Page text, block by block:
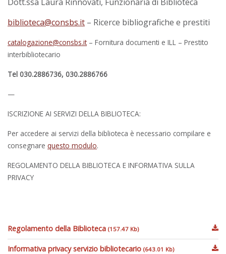
biblioteca@consbs.it – Ricerce bibliografiche e prestiti
catalogazione@consbs.it– Fornitura documenti e ILL – Prestito
interbibliotecario
Tel 030.2886736, 030.2886766
—
ISCRIZIONE AI SERVIZI DELLA BIBLIOTECA:
Per accedere ai servizi della biblioteca è necessario compilare e
consegnare questo modulo.
REGOLAMENTO DELLA BIBLIOTECA E INFORMATIVA SULLA
PRIVACY
Regolamento della Biblioteca (157.47 Kb)
Informativa privacy servizio bibliotecario (643.01 Kb)